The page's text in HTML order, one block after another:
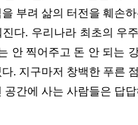
부려 삶의 터전을 훼손
다. 우리나라 최초의 우
안 찍어주고 돈 안 되는
. 지구마저 창백한 푸른
공간에 사는 사람들은 답